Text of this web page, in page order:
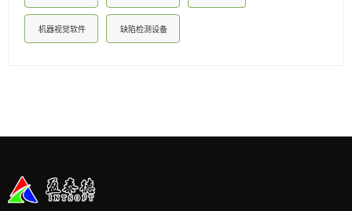
机器视觉软件 缺陷检测设备